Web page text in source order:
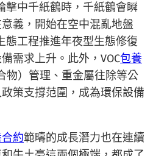
擊中千紙鶴時，千紙鶴會瞬
義，開始在空中混亂地盤
態工程推進年夜型生態修復
需求上升。此外，VOC包養
物）管理、重金屬往除等公
策支撐范圍，成為環保設備
約範疇的成長潛力也在連續